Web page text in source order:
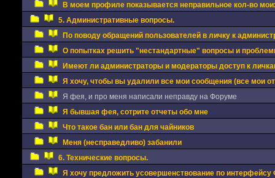
В моем профиле показывается неправильное кол-во
5. Административные вопросы.
По поводу обращений пользователей в личку к
О попытках решить "нестандартные" вопросы и
Имеют ли администраторы и модераторы доступ к
Я хочу, чтобы вы удалили все мои сообщения (все мои
Я фея, и про меня написали неправду на Форуме
Я бывшая фея, сотрите отчеты обо мне
Что такое бан или бан для чайников
Меня (несправедливо) забанили
6. Технические вопросы.
Я хочу предложить усовершенствование по интерфейсу